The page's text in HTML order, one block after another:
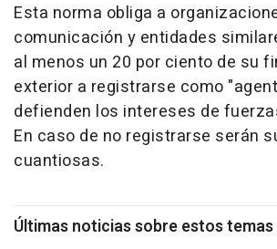
Esta norma obliga a
comunicación y entidades
al menos un 20 por ciento de su
exterior a registrarse como
defienden los intereses de
En caso de no registrarse serán
cuantiosas.
Últimas noticias sobre estos temas